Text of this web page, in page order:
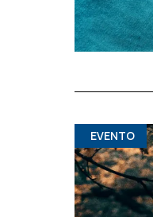
EVENTO